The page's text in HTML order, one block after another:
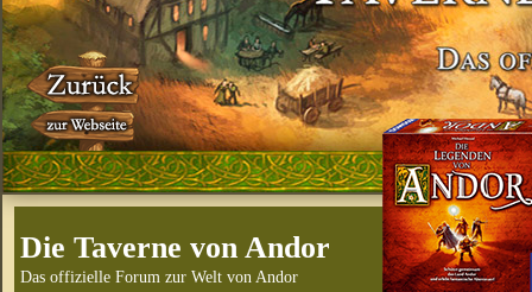
Die Taverne von Andor
Das offizielle Forum zur Welt von Andor